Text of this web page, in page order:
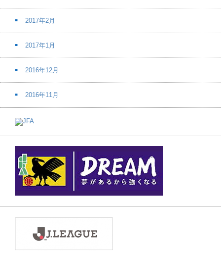
2017年2月
2017年1月
2016年12月
2016年11月